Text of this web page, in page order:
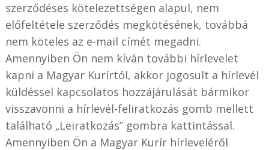
szerződéses kötelezettségen alapul, nem
előfeltétele szerződés megkötésének, továbbá
nem köteles az e-mail címét megadni.
Amennyiben Ön nem kíván további hírlevelet
kapni a Magyar Kurírtól, akkor jogosult a hírlevél
küldéssel kapcsolatos hozzájárulását bármikor
visszavonni a hírlevél-feliratkozás gomb mellett
található „Leiratkozás” gombra kattintással.
Amennyiben Ön a Magyar Kurír hírleveléről